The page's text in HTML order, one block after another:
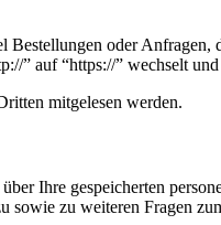
oder
” auf “https://” wechselt
mitgelesen werden.
Ihre gespeicherten
zu weiteren Fragen